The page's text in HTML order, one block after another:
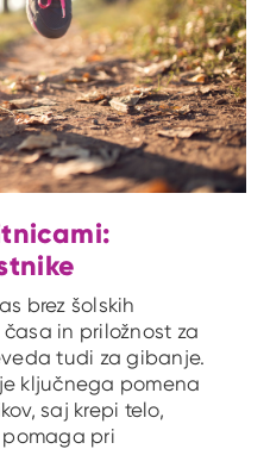
brez šolskih
in priložnost za
tudi za gibanje.
ključnega pomena
saj krepi telo,
pomaga pri